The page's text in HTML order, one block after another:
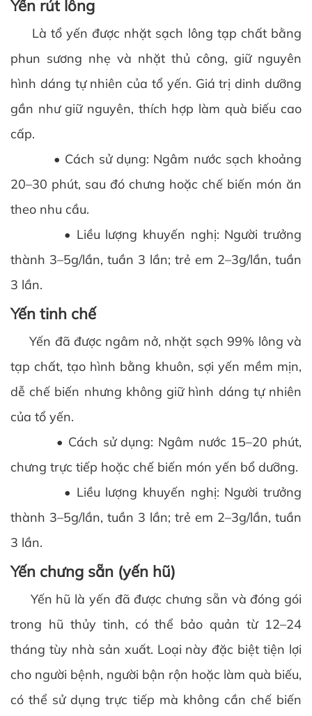
Yến rút lông
Là tổ yến được nhặt sạch lông tạp chất bằng
phun sương nhẹ và nhặt thủ công, giữ nguyên
hình dáng tự nhiên của tổ yến. Giá trị dinh dưỡng
gần như giữ nguyên, thích hợp làm quà biếu cao
cấp.
• Cách sử dụng: Ngâm nước sạch khoảng
20–30 phút, sau đó chưng hoặc chế biến món ăn
theo nhu cầu.
• Liều lượng khuyến nghị: Người trưởng
thành 3–5g/lần, tuần 3 lần; trẻ em 2–3g/lần, tuần
3 lần.
Yến tinh chế
Yến đã được ngâm nở, nhặt sạch 99% lông và
tạp chất, tạo hình bằng khuôn, sợi yến mềm mịn,
dễ chế biến nhưng không giữ hình dáng tự nhiên
của tổ yến.
• Cách sử dụng: Ngâm nước 15–20 phút,
chưng trực tiếp hoặc chế biến món yến bổ dưỡng.
• Liều lượng khuyến nghị: Người trưởng
thành 3–5g/lần, tuần 3 lần; trẻ em 2–3g/lần, tuần
3 lần.
Yến chưng sẵn (yến hũ)
Yến hũ là yến đã được chưng sẵn và đóng gói
trong hũ thủy tinh, có thể bảo quản từ 12–24
tháng tùy nhà sản xuất. Loại này đặc biệt tiện lợi
cho người bệnh, người bận rộn hoặc làm quà biếu,
có thể sử dụng trực tiếp mà không cần chế biến